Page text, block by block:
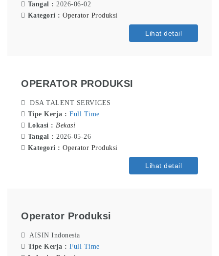
Tangal : 2026-06-02
Kategori : Operator Produksi
Lihat detail
OPERATOR PRODUKSI
DSA TALENT SERVICES
Tipe Kerja : Full Time
Lokasi : Bekasi
Tangal : 2026-05-26
Kategori : Operator Produksi
Lihat detail
Operator Produksi
AISIN Indonesia
Tipe Kerja : Full Time